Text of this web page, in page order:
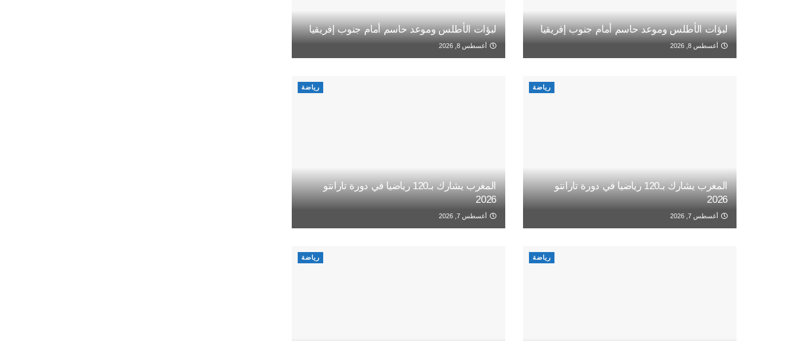
لبؤات الأطلس وموعد حاسم أمام جنوب إفريقيا
أغسطس 8, 2026
لبؤات الأطلس وموعد حاسم أمام جنوب إفريقيا
أغسطس 8, 2026
رياضة
المغرب يشارك بـ120 رياضيا في دورة تارانتو
2026
أغسطس 7, 2026
رياضة
المغرب يشارك بـ120 رياضيا في دورة تارانتو
2026
أغسطس 7, 2026
رياضة رياضة